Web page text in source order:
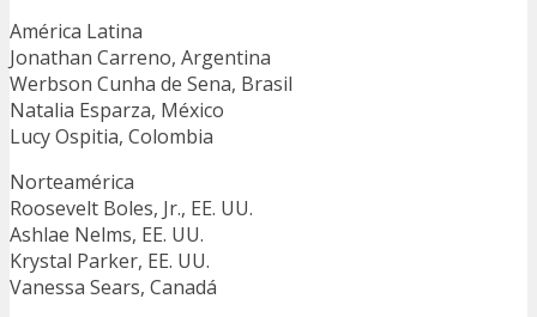
América Latina
Jonathan Carreno, Argentina
Werbson Cunha de Sena, Brasil
Natalia Esparza, México
Lucy Ospitia, Colombia
Norteamérica
Roosevelt Boles, Jr., EE. UU.
Ashlae Nelms, EE. UU.
Krystal Parker, EE. UU.
Vanessa Sears, Canadá